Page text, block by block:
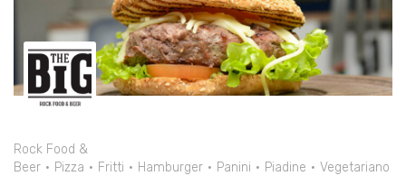
Rock Food &
Beer
Pizza Fritti Hamburger Panini Piadine
Vegetariano